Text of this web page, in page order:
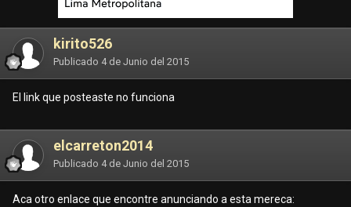
kirito526
Publicado 4 de Junio del 2015
El link que posteaste no funciona
elcarreton2014
Publicado 4 de Junio del 2015
Aca otro enlace que encontre anunciando a esta mereca: